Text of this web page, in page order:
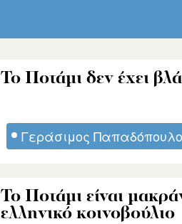
Το Ποτάμι δεν έχει
Γεράσιμος
Το Ποτάμι είναι
ελληνικό κοινοβούλιο